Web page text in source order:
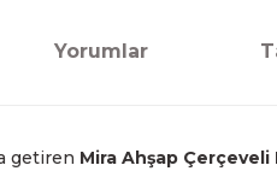
Yorumlar
getiren Mira Ahşap